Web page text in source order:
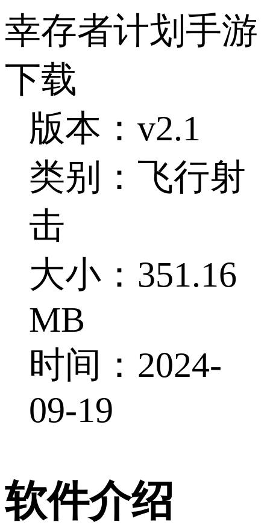
幸存者计划手游
下载
版本：v2.1
类别：飞行射
击
大小：351.16
MB
时间：2024-
09-19
软件介绍